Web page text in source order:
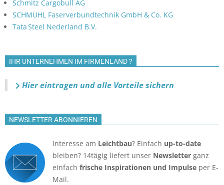
Schmitz Cargobull AG
SCHMUHL Faserverbundtechnik GmbH & Co. KG
Tata Steel Nederland B.V.
IHR UNTERNEHMEN IM FIRMENLAND ?
Hier eintragen und alle Vorteile sichern
NEWSLETTER ABONNIEREN
Interesse am Leichtbau? Einfach up-to-date
bleiben? 14tägig liefert unser Newsletter ganz
einfach frische Inspirationen und Impulse per E-
Mail.